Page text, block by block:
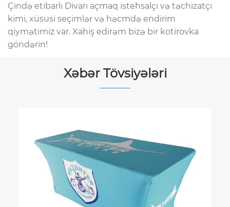
Çində etibarlı Divarı açmaq istehsalçı və təchizatçı
kimi, xüsusi seçimlər və həcmdə endirim
qiymətimiz var. Xahiş edirəm bizə bir kotirovka
göndərin!
Xəbər Tövsiyələri